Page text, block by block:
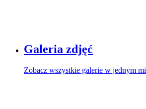
Galeria zdjęć
Zobacz wszystkie galerie w jednym